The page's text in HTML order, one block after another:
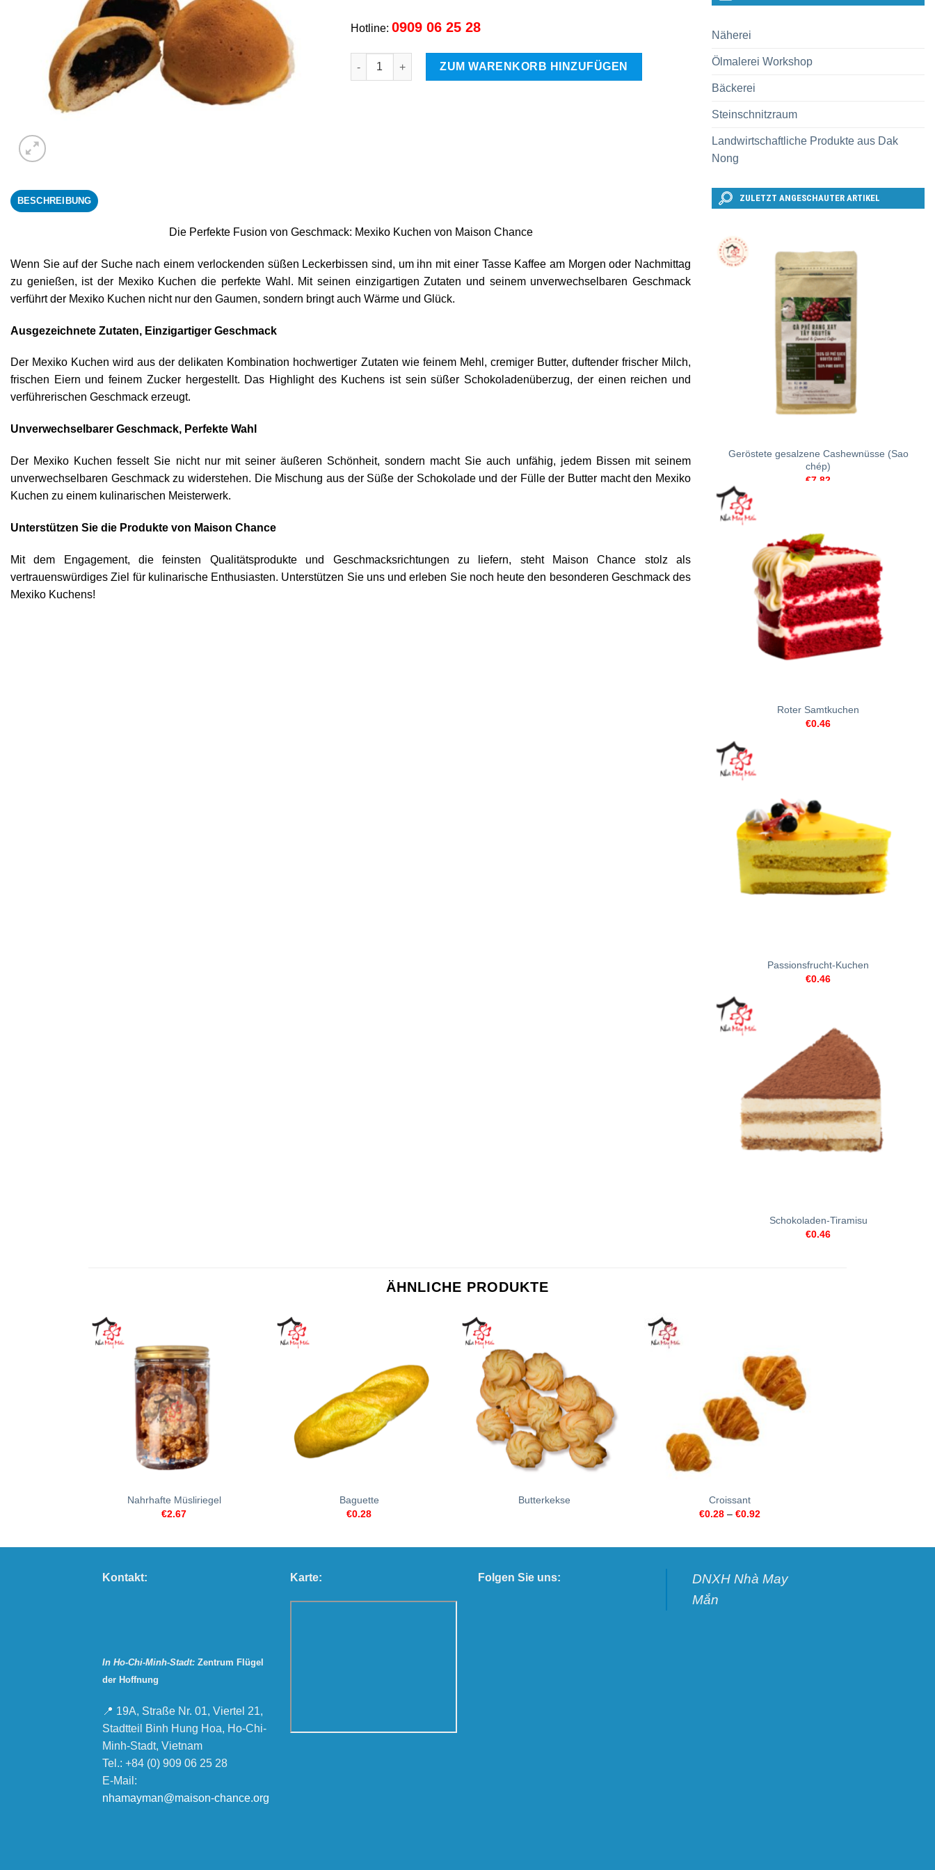
Hotline: 0909 06 25 28
Mexikanisches Brötchen Menge
ZUM WARENKORB HINZUFÜGEN
BESCHREIBUNG
Die Perfekte Fusion von Geschmack: Mexiko Kuchen von Maison Chance
Wenn Sie auf der Suche nach einem verlockenden süßen Leckerbissen sind, um ihn mit einer Tasse Kaffee am Morgen oder Nachmittag
zu genießen, ist der Mexiko Kuchen die perfekte Wahl. Mit seinen einzigartigen Zutaten und seinem unverwechselbaren Geschmack
verführt der Mexiko Kuchen nicht nur den Gaumen, sondern bringt auch Wärme und Glück.
Ausgezeichnete Zutaten, Einzigartiger Geschmack
Der Mexiko Kuchen wird aus der delikaten Kombination hochwertiger Zutaten wie feinem Mehl, cremiger Butter, duftender frischer Milch,
frischen Eiern und feinem Zucker hergestellt. Das Highlight des Kuchens ist sein süßer Schokoladenüberzug, der einen reichen und
verführerischen Geschmack erzeugt.
Unverwechselbarer Geschmack, Perfekte Wahl
Der Mexiko Kuchen fesselt Sie nicht nur mit seiner äußeren Schönheit, sondern macht Sie auch unfähig, jedem Bissen mit seinem
unverwechselbaren Geschmack zu widerstehen. Die Mischung aus der Süße der Schokolade und der Fülle der Butter macht den Mexiko
Kuchen zu einem kulinarischen Meisterwerk.
Unterstützen Sie die Produkte von Maison Chance
Mit dem Engagement, die feinsten Qualitätsprodukte und Geschmacksrichtungen zu liefern, steht Maison Chance stolz als
vertrauenswürdiges Ziel für kulinarische Enthusiasten. Unterstützen Sie uns und erleben Sie noch heute den besonderen Geschmack des
Mexiko Kuchens!
Näherei
Ölmalerei Workshop
Bäckerei
Steinschnitzraum
Landwirtschaftliche Produkte aus Dak
Nong
ZULETZT ANGESCHAUTER ARTIKEL
Geröstete gesalzene Cashewnüsse (Sao
chép)
€7.82
Roter Samtkuchen
€0.46
Passionsfrucht-Kuchen
€0.46
Schokoladen-Tiramisu
€0.46
ÄHNLICHE PRODUKTE
Nahrhafte Müsliriegel
€2.67
Baguette
€0.28
Butterkekse
Croissant
€0.28– €0.92
Kontakt:
In Ho-Chi-Minh-Stadt: Zentrum Flügel
der Hoffnung
📍 19A, Straße Nr. 01, Viertel 21,
Stadtteil Binh Hung Hoa, Ho-Chi-
Minh-Stadt, Vietnam
Tel.: +84 (0) 909 06 25 28
E-Mail:
nhamayman@maison-chance.org
Karte: Folgen Sie uns:
DNXH Nhà May
Mắn